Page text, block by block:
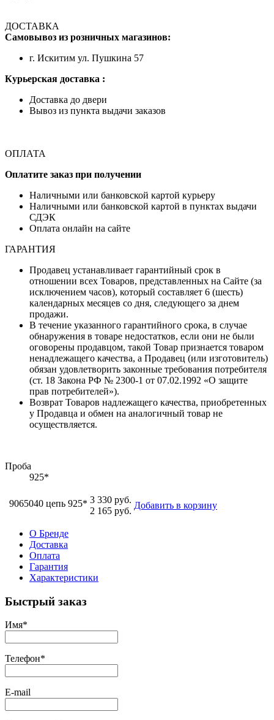
ДОСТАВКА
Самовывоз из розничных магазинов:
г. Искитим ул. Пушкина 57
Курьерская доставка :
Доставка до двери
Вывоз из пункта выдачи заказов
ОПЛАТА
Оплатите заказ при получении
Наличными или банковской картой курьеру
Наличными или банковской картой в пунктах выдачи
СДЭК
Оплата онлайн на сайте
ГАРАНТИЯ
Продавец устанавливает гарантийный срок в
отношении всех Товаров, представленных на Сайте (за
исключением часов), который составляет 6 (шесть)
календарных месяцев со дня, следующего за днем
продажи.
В течение указанного гарантийного срока, в случае
обнаружения в товаре недостатков, если они не были
оговорены продавцом, такой Товар признается товаром
ненадлежащего качества, а Продавец (или изготовитель)
обязан удовлетворить законные требования потребителя
(ст. 18 Закона РФ № 2300-1 от 07.02.1992 «О защите
прав потребителей»).
Возврат Товаров надлежащего качества, приобретенных
у Продавца и обмен на аналогичный товар не
осуществляется.
Проба
925*
9065040 цепь 925* 3 330 руб.
2 165 руб.
Добавить в корзину
О Бренде
Доставка
Оплата
Гарантия
Характеристики
Быстрый заказ
Имя*
Телефон*
E-mail